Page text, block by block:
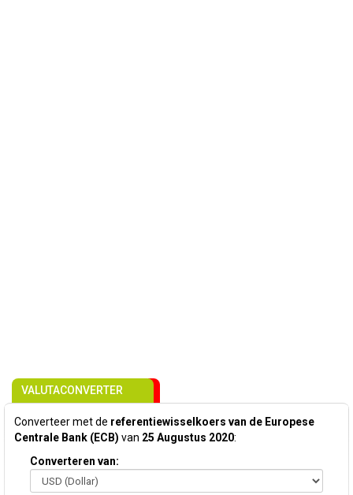
VALUTACONVERTER
Converteer met de referentiewisselkoers van de Europese
Centrale Bank (ECB) van 25 Augustus 2020:
Converteren van: